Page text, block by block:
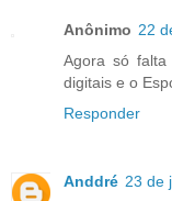
Anônimo 22
Agora só
digitais e o
Responder
Anddré 23 de